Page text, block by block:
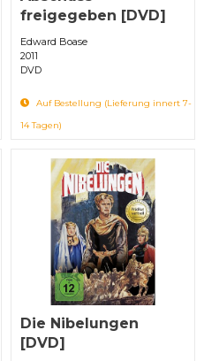
freigegeben [DVD]
Edward Boase
2011
DVD
Auf Bestellung (Lieferung innert 7-
14 Tagen)
Die Nibelungen
[DVD]